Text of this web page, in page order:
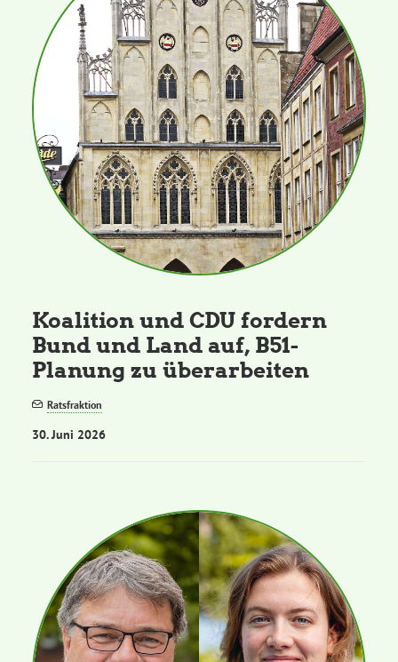
Koalition und CDU fordern
Bund und Land auf, B51-
Planung zu überarbeiten
Ratsfraktion
30. Juni 2026